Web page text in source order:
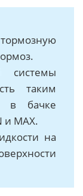
системы
таким
в бачке
и MAX.
на